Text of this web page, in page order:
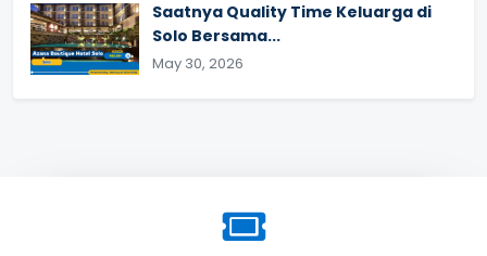
Saatnya Quality Time Keluarga di
Solo Bersama...
May 30, 2026